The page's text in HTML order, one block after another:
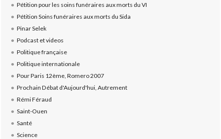
Pétition pour les soins funéraires aux morts du VI
Pétition Soins funéraires aux morts du Sida
Pinar Selek
Podcast et videos
Politique française
Politique internationale
Pour Paris 12ème, Romero 2007
Prochain Débat d'Aujourd'hui, Autrement
Rémi Féraud
Saint-Ouen
Santé
Science